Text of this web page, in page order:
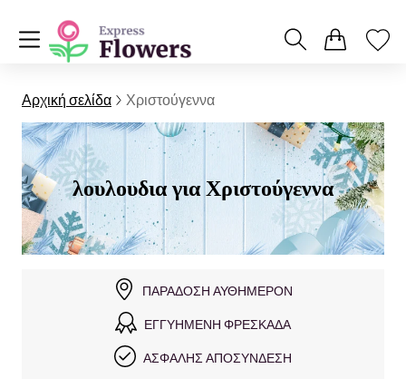
Αρχική σελίδα Χριστούγεννα
λουλουδια για Χριστούγεννα
ΠΑΡΆΔΟΣΗ ΑΥΘΗΜΕΡΌΝ
ΕΓΓΥΗΜΈΝΗ ΦΡΕΣΚΆΔΑ
ΑΣΦΑΛΉΣ ΑΠΟΣΎΝΔΕΣΗ